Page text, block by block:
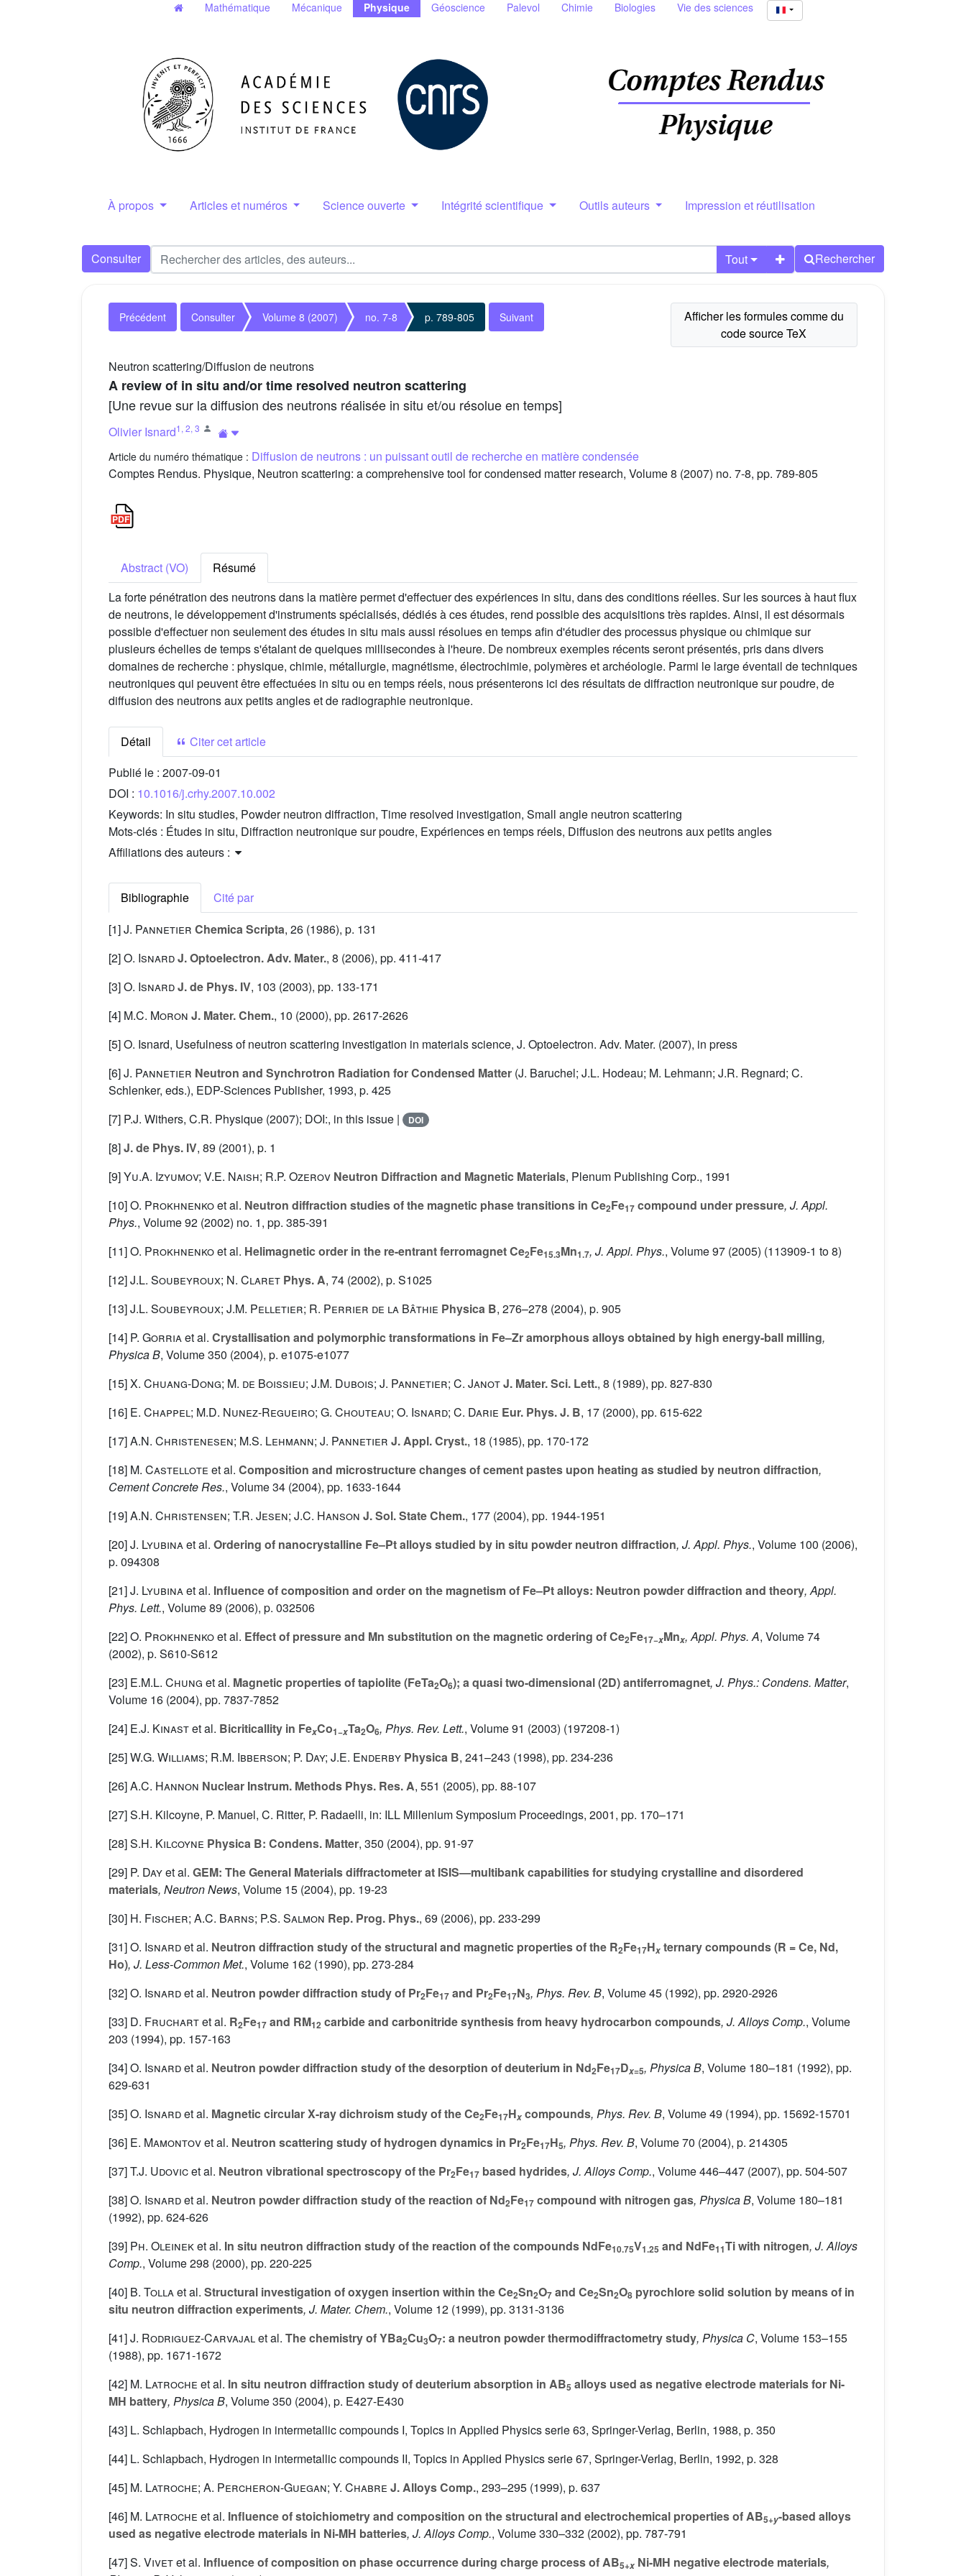
Mathématique Mécanique Physique Géoscience Palevol Chimie Biologies Vie des sciences
À propos Articles et numéros Science ouverte Intégrité scientifique Outils auteurs Impression et réutilisation
Consulter Tout Rechercher
Précédent Consulter Volume 8 (2007) no. 7-8 p. 789-805 Suivant
Neutron scattering/Diffusion de neutrons
A review of in situ and/or time resolved neutron scattering
[Une revue sur la diffusion des neutrons réalisée in situ et/ou résolue en temps]
Olivier Isnard1 , 2, 3
Article du numéro thématique : Diffusion de neutrons : un puissant outil de recherche en matière condensée
Comptes Rendus. Physique, Neutron scattering: a comprehensive tool for condensed matter research, Volume 8 (2007) no. 7-8, pp. 789-805
Abstract (VO)
Résumé
La forte pénétration des neutrons dans la matière permet d'effectuer des expériences in situ, dans des conditions réelles. Sur les sources à haut flux
de neutrons, le développement d'instruments spécialisés, dédiés à ces études, rend possible des acquisitions très rapides. Ainsi, il est désormais
possible d'effectuer non seulement des études in situ mais aussi résolues en temps afin d'étudier des processus physique ou chimique sur
plusieurs échelles de temps s'étalant de quelques millisecondes à l'heure. De nombreux exemples récents seront présentés, pris dans divers
domaines de recherche : physique, chimie, métallurgie, magnétisme, électrochimie, polymères et archéologie. Parmi le large éventail de techniques
neutroniques qui peuvent être effectuées in situ ou en temps réels, nous présenterons ici des résultats de diffraction neutronique sur poudre, de
diffusion des neutrons aux petits angles et de radiographie neutronique.
Détail
Citer cet article
Publié le : 2007-09-01
DOI : 10.1016/j.crhy.2007.10.002
Keywords: In situ studies, Powder neutron diffraction, Time resolved investigation, Small angle neutron scattering
Mots-clés : Études in situ, Diffraction neutronique sur poudre, Expériences en temps réels, Diffusion des neutrons aux petits angles
Affiliations des auteurs :
Bibliographie
Cité par
[1]J. Pannetier Chemica Scripta, 26 (1986), p. 131
[2]O. IsnardJ. Optoelectron. Adv. Mater., 8 (2006), pp. 411-417
[3]O. IsnardJ. de Phys. IV, 103 (2003), pp. 133-171
[4] M.C. Moron J. Mater. Chem., 10 (2000), pp. 2617-2626
[5] O. Isnard, Usefulness of neutron scattering investigation in materials science, J. Optoelectron. Adv. Mater. (2007), in press
[6]J. Pannetier Neutron and Synchrotron Radiation for Condensed Matter (J. Baruchel; J.L. Hodeau; M. Lehmann; J.R. Regnard; C.
Schlenker, eds.), EDP-Sciences Publisher, 1993, p. 425
[7] P.J. Withers, C.R. Physique (2007); DOI:, in this issue |
DOI
[8]J. de Phys. IV, 89 (2001), p. 1
[9]Yu.A. Izyumov; V.E. Naish; R.P. Ozerov Neutron Diffraction and Magnetic Materials, Plenum Publishing Corp., 1991
[10]O. Prokhnenkoet al. Neutron diffraction studies of the magnetic phase transitions in Ce2Fe17 compound under pressure, J. Appl.
Phys., Volume 92 (2002) no. 1, pp. 385-391
[11]O. Prokhnenkoet al. Helimagnetic order in the re-entrant ferromagnet Ce2Fe15.3Mn1.7, J. Appl. Phys., Volume 97 (2005) (113909-1 to 8)
[12]J.L. Soubeyroux; N. Claret Phys. A, 74 (2002), p. S1025
[13]J.L. Soubeyroux; J.M. Pelletier; R. Perrier de la Bâthie Physica B, 276–278 (2004), p. 905
[14] P. Gorriaet al. Crystallisation and polymorphic transformations in Fe–Zr amorphous alloys obtained by high energy-ball milling,
Physica B, Volume 350 (2004), p. e1075-e1077
[15]X. Chuang-Dong; M. de Boissieu; J.M. Dubois; J. Pannetier; C. JanotJ. Mater. Sci. Lett., 8 (1989), pp. 827-830
[16] E. Chappel; M.D. Nunez-Regueiro; G. Chouteau; O. Isnard; C. Darie Eur. Phys. J. B, 17 (2000), pp. 615-622
[17]A.N. Christenesen; M.S. Lehmann; J. Pannetier J. Appl. Cryst., 18 (1985), pp. 170-172
[18] M. Castellote et al. Composition and microstructure changes of cement pastes upon heating as studied by neutron diffraction,
Cement Concrete Res., Volume 34 (2004), pp. 1633-1644
[19]A.N. Christensen; T.R. Jesen; J.C. Hanson J. Sol. State Chem., 177 (2004), pp. 1944-1951
[20]J. Lyubinaet al. Ordering of nanocrystalline Fe–Pt alloys studied by in situ powder neutron diffraction, J. Appl. Phys., Volume 100 (2006),
p. 094308
[21]J. Lyubinaet al. Influence of composition and order on the magnetism of Fe–Pt alloys: Neutron powder diffraction and theory, Appl.
Phys. Lett., Volume 89 (2006), p. 032506
[22]O. Prokhnenkoet al. Effect of pressure and Mn substitution on the magnetic ordering of Ce2Fe17−xMnx, Appl. Phys. A, Volume 74
(2002), p. S610-S612
[23] E.M.L. Chung et al. Magnetic properties of tapiolite (FeTa2O6); a quasi two-dimensional (2D) antiferromagnet, J. Phys.: Condens. Matter,
Volume 16 (2004), pp. 7837-7852
[24] E.J. Kinastet al. Bicriticallity in FexCo1−xTa2O6, Phys. Rev. Lett., Volume 91 (2003) (197208-1)
[25]W.G. Williams; R.M. Ibberson; P. Day; J.E. Enderby Physica B, 241–243 (1998), pp. 234-236
[26]A.C. Hannon Nuclear Instrum. Methods Phys. Res. A, 551 (2005), pp. 88-107
[27] S.H. Kilcoyne, P. Manuel, C. Ritter, P. Radaelli, in: ILL Millenium Symposium Proceedings, 2001, pp. 170–171
[28]S.H. Kilcoyne Physica B: Condens. Matter, 350 (2004), pp. 91-97
[29] P. Dayet al. GEM: The General Materials diffractometer at ISIS—multibank capabilities for studying crystalline and disordered
materials, Neutron News, Volume 15 (2004), pp. 19-23
[30] H. Fischer; A.C. Barns; P.S. Salmon Rep. Prog. Phys., 69 (2006), pp. 233-299
[31]O. Isnardet al. Neutron diffraction study of the structural and magnetic properties of the R2Fe17Hx ternary compounds (R = Ce, Nd,
Ho), J. Less-Common Met., Volume 162 (1990), pp. 273-284
[32]O. Isnardet al. Neutron powder diffraction study of Pr2Fe17 and Pr2Fe17N3, Phys. Rev. B, Volume 45 (1992), pp. 2920-2926
[33] D. Fruchartet al. R2Fe17 and RM12 carbide and carbonitride synthesis from heavy hydrocarbon compounds, J. Alloys Comp., Volume
203 (1994), pp. 157-163
[34]O. Isnardet al. Neutron powder diffraction study of the desorption of deuterium in Nd2Fe17Dx=5, Physica B, Volume 180–181 (1992), pp.
629-631
[35]O. Isnardet al. Magnetic circular X-ray dichroism study of the Ce2Fe17Hx compounds, Phys. Rev. B, Volume 49 (1994), pp. 15692-15701
[36] E. Mamontovet al. Neutron scattering study of hydrogen dynamics in Pr2Fe17H5, Phys. Rev. B, Volume 70 (2004), p. 214305
[37]T.J. Udovicet al. Neutron vibrational spectroscopy of the Pr2Fe17 based hydrides, J. Alloys Comp., Volume 446–447 (2007), pp. 504-507
[38]O. Isnardet al. Neutron powder diffraction study of the reaction of Nd2Fe17 compound with nitrogen gas, Physica B, Volume 180–181
(1992), pp. 624-626
[39] Ph. Oleineket al. In situ neutron diffraction study of the reaction of the compounds NdFe10.75V1.25 and NdFe11Ti with nitrogen, J. Alloys
Comp., Volume 298 (2000), pp. 220-225
[40] B. Tollaet al. Structural investigation of oxygen insertion within the Ce2Sn2O7 and Ce2Sn2O8 pyrochlore solid solution by means of in
situ neutron diffraction experiments, J. Mater. Chem., Volume 12 (1999), pp. 3131-3136
[41]J. Rodriguez-Carvajalet al. The chemistry of YBa2Cu3O7: a neutron powder thermodiffractometry study, Physica C, Volume 153–155
(1988), pp. 1671-1672
[42] M. Latroche et al. In situ neutron diffraction study of deuterium absorption in AB5 alloys used as negative electrode materials for Ni-
MH battery, Physica B, Volume 350 (2004), p. E427-E430
[43] L. Schlapbach, Hydrogen in intermetallic compounds I, Topics in Applied Physics serie 63, Springer-Verlag, Berlin, 1988, p. 350
[44] L. Schlapbach, Hydrogen in intermetallic compounds II, Topics in Applied Physics serie 67, Springer-Verlag, Berlin, 1992, p. 328
[45] M. Latroche; A. Percheron-Guegan; Y. Chabre J. Alloys Comp., 293–295 (1999), p. 637
[46] M. Latroche et al. Influence of stoichiometry and composition on the structural and electrochemical properties of AB5+y-based alloys
used as negative electrode materials in Ni-MH batteries, J. Alloys Comp., Volume 330–332 (2002), pp. 787-791
[47]S. Vivetet al. Influence of composition on phase occurrence during charge process of AB5+x Ni-MH negative electrode materials,